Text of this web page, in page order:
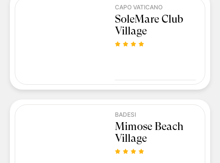
CAPO VATICANO
SoleMare Club
Village
BADESI
Mimose Beach
Village